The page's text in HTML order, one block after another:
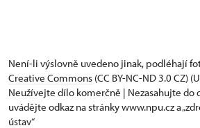
Není-li výslovně uvedeno jinak, podléhají
Creative Commons (CC BY-NC-ND 3.0 CZ)
Neužívejte dílo komerčně | Nezasahujte do
uvádějte odkaz na stránky www.npu.cz a
ústav“